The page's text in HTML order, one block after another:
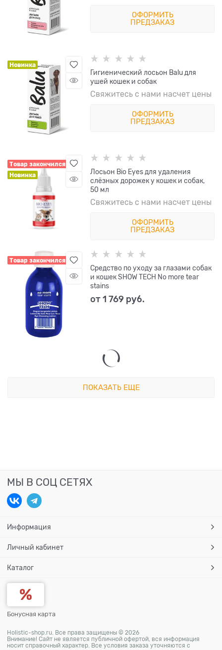
ОФОРМИТЬ
ПРЕДЗАКАЗ
Новинка
Гигиенический лосьон Balu для
ушей кошек и собак
Свяжитесь с нами насчет цены
ОФОРМИТЬ
ПРЕДЗАКАЗ
Товар закончился
Новинка
Лосьон Bio Eyes для удаления
слёзных дорожек у кошек и собак,
50 мл
Свяжитесь с нами насчет цены
ОФОРМИТЬ
ПРЕДЗАКАЗ
Товар закончился
Средство по уходу за глазами собак
и кошек SHOW TECH No more tear
stains
от1 769 руб.
ПОКАЗАТЬ ЕЩЕ
МЫ В СОЦ СЕТЯХ
Информация
Личный кабинет
Каталог
Бонусная карта
Holistic-shop.ru. Все права защищены © 2026
Внимание! Сайт не является публичной офертой, вся информация
носит справочный характер. Все условия заказа уточняются с